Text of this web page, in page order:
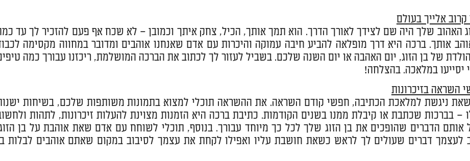
קרוב אלייך בעולם
האהוב שלך היה שם לצידך לאורך הדרך. הוא תמך אותך, הכיל, צחק איתך וכמובן – לא שכח אף פעם להזכיר לך עד
אותך. ברכה היא דרך מופלאה להביע חיבה עמוקה והיכרות עם אדם שאנחנו אוהבים ומדובר במחווה מקסימה
של בן הזוג, יום האהבה או יום השנה שלכם. בשביל לעזור לך לכתוב את הברכה המושלמת, ריכזנו עבורך כמה
יסייעו במלאכה. בהצלחה!
השראה בזיכרונות
שאת ניגשת למלאכת הכתיבה, חפשי קודם השראה. את ההשראה תוכלי למצוא בתמונות משותפות שלכם, בשיחות
– בברכות שכתבת או קיבלת ממנו בשנים הקודמות. כתיבת ברכה היא הזמנות מצוינת להעלות זיכרונות, לתהות
אותם הדברים שהופכים את בן הזוג שלך לכל כך מיוחד עבורך. בנוסף, תוכלי לשוחח עם אדם שאת אוהבת על בן
לעצמך דברים שעולים לך לראש כשאת חושבת עליו ואפילו לקחת את עצמך לסיבוב במקום שאתם אוהבים לבלות